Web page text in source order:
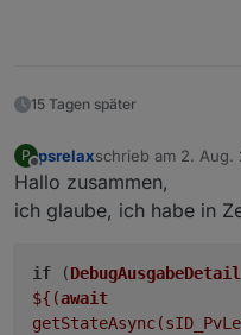
15 Tagen später
P
Offline
psrelaxschrieb am 2. Aug.
zuletzt editiert von
Hallo zusammen,
ich glaube, ich habe in
if (DebugAusgabeDetail
${(await